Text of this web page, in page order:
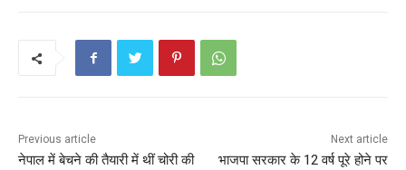
p
Previous article
नेपाल में बेचने की तैयारी में थीं चोरी की
Next article
भाजपा सरकार के 12 वर्ष पूरे होने पर